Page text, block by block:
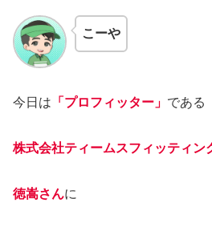
こーや
今日は 「プロフィッター」 である
株式会社ティームスフィッティン
徳嵩さんに